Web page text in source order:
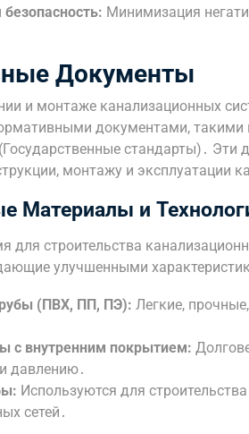
Минимизация
Документы
и монтаже канализационных
документами,
стандарты)․ Эти
монтажу и эксплуатации
Материалы и
для строительства
улучшенными
(ПВХ, ПП, ПЭ): Легкие,
с внутренним покрытием:
давлению․
Используются для
сетей․